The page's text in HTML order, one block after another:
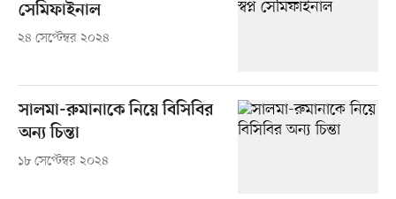
সেমিফাইনাল
২৪ সেপ্টেম্বর ২০২৪
সালমা-রুমানাকে নিয়ে বিসিবির
অন্য চিন্তা
১৮ সেপ্টেম্বর ২০২৪